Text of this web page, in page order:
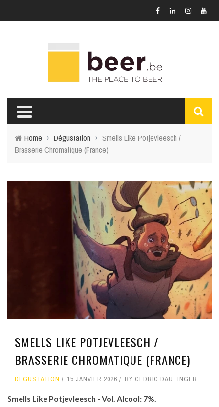
Home › Dégustation › Smells Like Potjevleesch /
Brasserie Chromatique (France)
SMELLS LIKE POTJEVLEESCH /
BRASSERIE CHROMATIQUE (FRANCE)
DÉGUSTATION 15 JANVIER 2026 BY CÉDRIC DAUTINGER
Smells Like Potjevleesch - Vol. Alcool: 7%.